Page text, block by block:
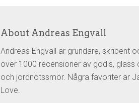
About Andreas Engvall
Andreas Engvall är grundare, skribent
över 1000 recensioner av godis,
och jordnötssmör. Några favoriter är
Love.